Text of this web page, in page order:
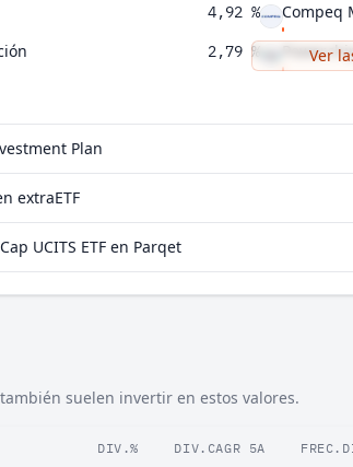
4,92 %
2,79 %
2,05 %
Compeq
Ver
Plan
extraETF
UCITS ETF en Parqet
también suelen invertir en estos valores.
DIV.% DIV.CAGR 5A